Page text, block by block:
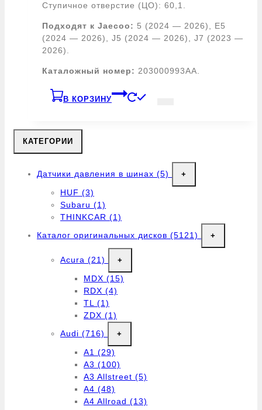
Ступичное отверстие (ЦО): 60,1.
Подходят к Jaecoo: 5 (2024 — 2026), E5
(2024 — 2026), J5 (2024 — 2026), J7 (2023 —
2026).
Каталожный номер: 203000993AA.
В КОРЗИНУ
КАТЕГОРИИ
Датчики давления в шинах (5) +
HUF (3)
Subaru (1)
THINKCAR (1)
Каталог оригинальных дисков (5121) +
Acura (21) +
MDX (15)
RDX (4)
TL (1)
ZDX (1)
Audi (716) +
A1 (29)
A3 (100)
A3 Allstreet (5)
A4 (48)
A4 Allroad (13)